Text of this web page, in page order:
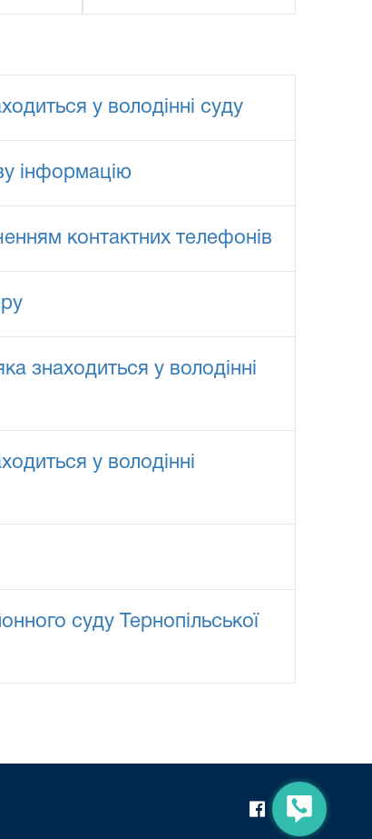
у володінні суду
інформацію
контактних телефонів
знаходиться у володінні
у володінні
суду Тернопільської